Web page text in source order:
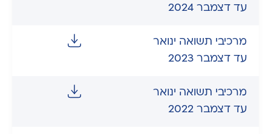
עד דצמבר 2024
מרכיבי תשואה ינואר
עד דצמבר 2023
מרכיבי תשואה ינואר
עד דצמבר 2022